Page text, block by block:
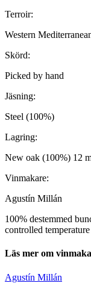
Terroir:
Western
Skörd:
Picked by hand
Jäsning:
Steel (100%)
Lagring:
New oak (100%) 12
Vinmakare:
Agustín Millán
100% destemmed
controlled
Läs mer om
Agustín Millán